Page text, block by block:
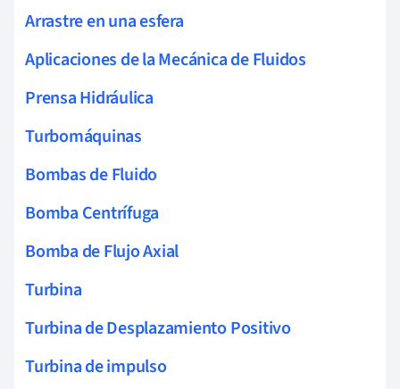
Arrastre en una esfera
Aplicaciones de la Mecánica de Fluidos
Prensa Hidráulica
Turbomáquinas
Bombas de Fluido
Bomba Centrífuga
Bomba de Flujo Axial
Turbina
Turbina de Desplazamiento Positivo
Turbina de impulso